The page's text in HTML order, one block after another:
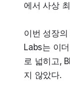
에서 사상
이번 성장
Labs는 이
로 넓히고,
지 않았다.